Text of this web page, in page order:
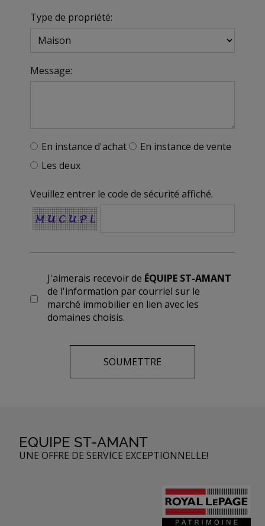
Type de propriété:
Message:
En instance d'achat
En instance de vente
Les deux
Veuillez entrer le code de sécurité affiché.
J'aimerais recevoir de ÉQUIPE ST-AMANT
de l'information par courriel sur le
marché immobilier en lien avec les
domaines choisis.
EQUIPE ST-AMANT
UNE OFFRE DE SERVICE EXCEPTIONNELLE!